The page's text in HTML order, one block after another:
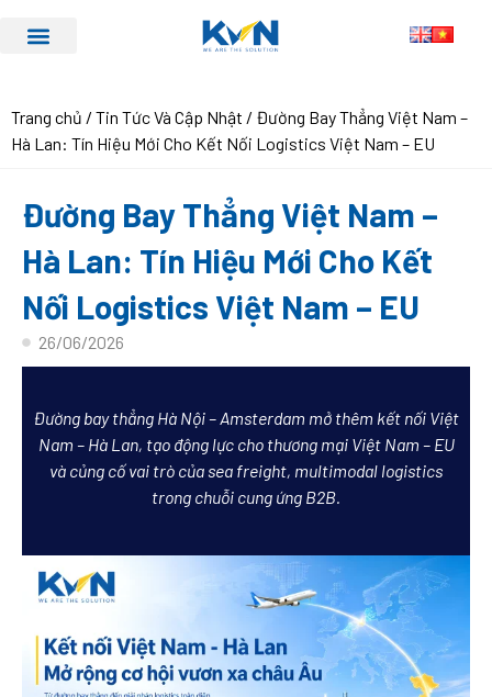
Trang chủ / Tin Tức Và Cập Nhật / Đường Bay Thẳng Việt Nam –
Hà Lan: Tín Hiệu Mới Cho Kết Nối Logistics Việt Nam – EU
Đường Bay Thẳng Việt Nam –
Hà Lan: Tín Hiệu Mới Cho Kết
Nối Logistics Việt Nam – EU
26/06/2026
Đường bay thẳng Hà Nội – Amsterdam mở thêm kết nối Việt
Nam – Hà Lan, tạo động lực cho thương mại Việt Nam – EU
và củng cố vai trò của sea freight, multimodal logistics
trong chuỗi cung ứng B2B.